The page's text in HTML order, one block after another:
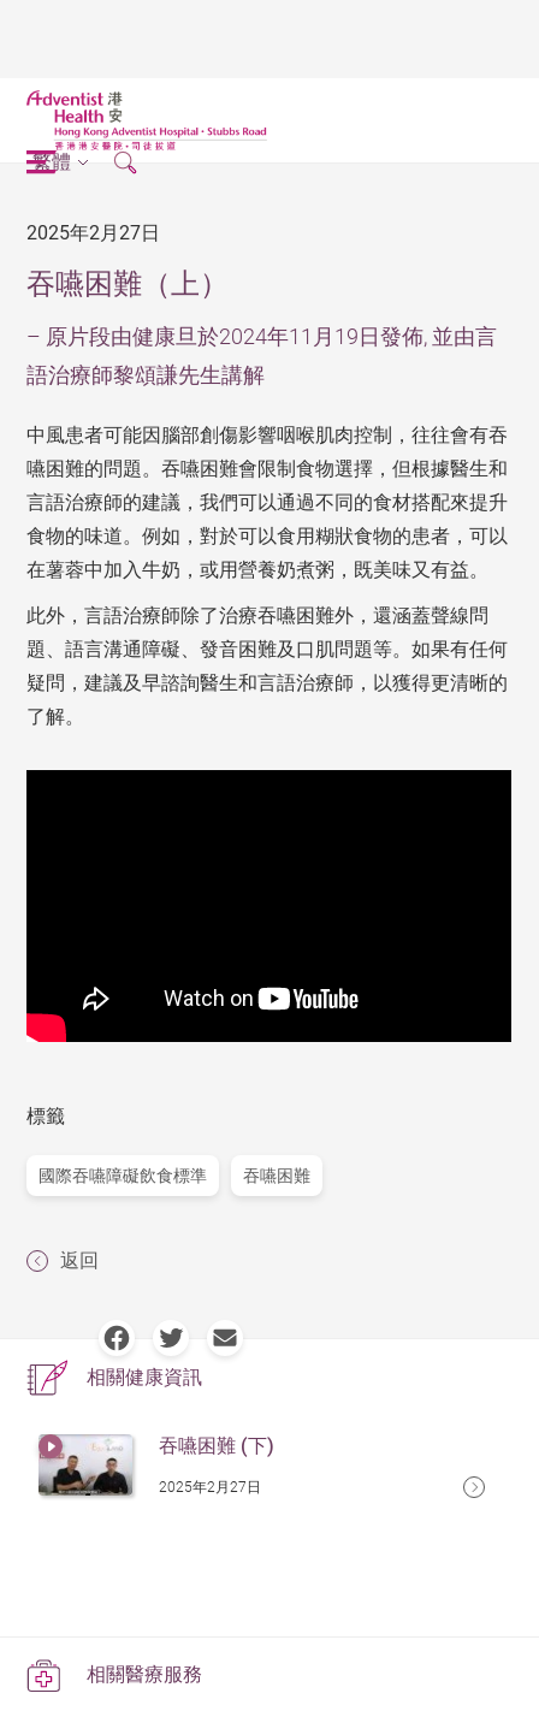
繁體
2025年2月27日
吞嚥困難（上）
– 原片段由健康旦於2024年11月19日發佈, 並由言
語治療師黎頌謙先生講解
中風患者可能因腦部創傷影響咽喉肌肉控制，往往會有吞
嚥困難的問題。吞嚥困難會限制食物選擇，但根據醫生和
言語治療師的建議，我們可以通過不同的食材搭配來提升
食物的味道。例如，對於可以食用糊狀食物的患者，可以
在薯蓉中加入牛奶，或用營養奶煮粥，既美味又有益。
此外，言語治療師除了治療吞嚥困難外，還涵蓋聲線問
題、語言溝通障礙、發音困難及口肌問題等。如果有任何
疑問，建議及早諮詢醫生和言語治療師，以獲得更清晰的
了解。
標籤
國際吞嚥障礙飲食標準 吞嚥困難
返回
相關健康資訊
吞嚥困難 (下)
2025年2月27日
相關醫療服務